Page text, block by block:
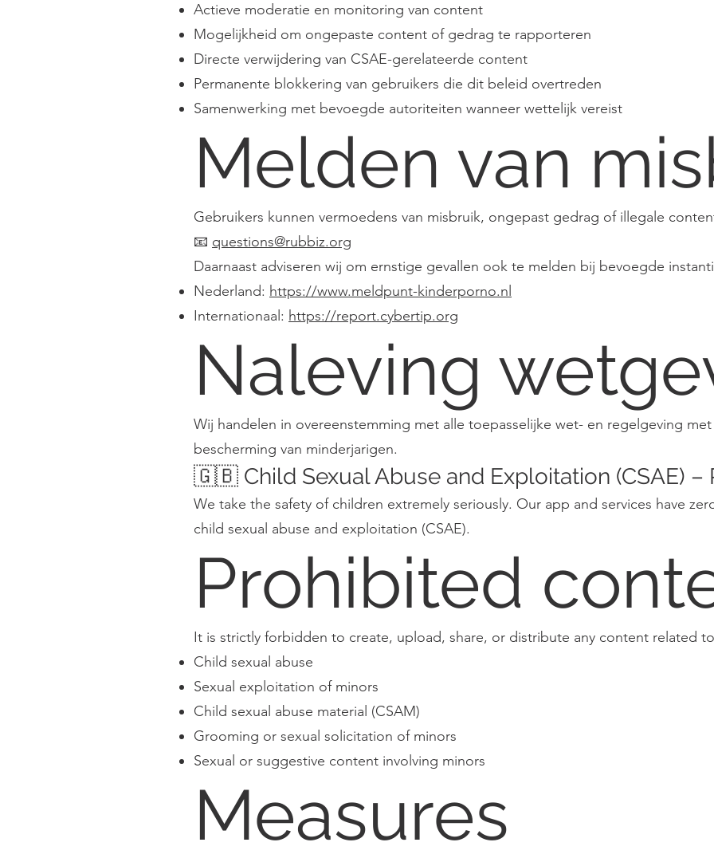
Actieve moderatie en monitoring van content
Mogelijkheid om ongepaste content of gedrag te rapporteren
Directe verwijdering van CSAE-gerelateerde content
Permanente blokkering van gebruikers die dit beleid overtreden
Samenwerking met bevoegde autoriteiten wanneer wettelijk vereist
Melden van
Gebruikers kunnen vermoedens van misbruik, ongepast gedrag of illegale
📧 questions@rubbiz.org
Daarnaast adviseren wij om ernstige gevallen ook te melden bij bevoegde
Nederland: https://www.meldpunt-kinderporno.nl
Internationaal: https://report.cybertip.org
Naleving
Wij handelen in overeenstemming met alle toepasselijke wet- en regelgeving
bescherming van minderjarigen.
🇬🇧 Child Sexual Abuse and Exploitation (CSAE) –
We take the safety of children extremely seriously. Our app and services have
child sexual abuse and exploitation (CSAE).
Prohibited
It is strictly forbidden to create, upload, share, or distribute any content related
Child sexual abuse
Sexual exploitation of minors
Child sexual abuse material (CSAM)
Grooming or sexual solicitation of minors
Sexual or suggestive content involving minors
Measures